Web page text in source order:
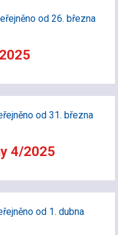
od 26. března
od 31. března
4/2025
od 1. dubna